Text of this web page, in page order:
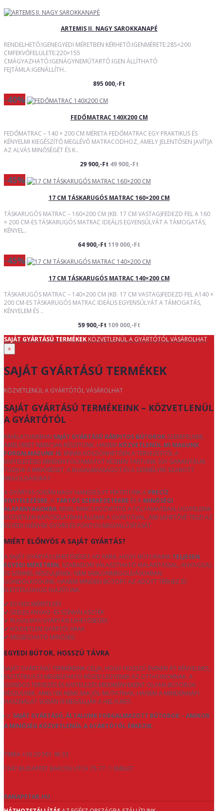
ARTEMIS II. NAGY SAROKKANAPÉ
RENDELHETŐ:IGENEGYEDI MÉRETBEN KÉRHETŐ:IGENMÉRETE:285×200
CMFEKVŐFELÜLETE:220×155
CMÁGYAZHATÓ:IGENÁGYNEMŰTARTÓ:IGEN ÁLLÍTHATÓ
FEJTÁMLA:IGENÁLLÍTH..
895 000,-Ft
-40%
FEDŐMATRAC 140X200 CM
FEDŐMATRAC – 140 × 200 CM MÉRETA FEDŐMATRAC EGY PRAKTIKUS ÉS
KÉNYELMI KIEGÉSZÍTŐ MEGLÉVŐ MATRACODHOZ, AMELY JELENTŐSEN JAVÍTJA
AZ ALVÁS MINŐSÉGÉT ÉS K..
29 900,-Ft 49 900,-Ft
-45%
17 CM TÁSKARUGÓS MATRAC 160×200 CM
TÁSKARUGÓS MATRAC – 160×200 CM (KB. 17 CM VASTAG)FEDEZD FEL A 160
× 200 CM-ES TÁSKARUGÓS MATRAC IDEÁLIS EGYENSÚLYÁT A TÁMOGATÁS,
KÉNYEL..
64 900,-Ft 119 000,-Ft
-45%
17 CM TÁSKARUGÓS MATRAC 140×200 CM
TÁSKARUGÓS MATRAC – 140×200 CM (KB. 17 CM VASTAG)FEDEZD FEL A140 ×
200 CM-ES TÁSKARUGÓS MATRAC IDEÁLIS EGYENSÚLYÁT A TÁMOGATÁS,
KÉNYELEM ÉS ..
59 900,-Ft 109 000,-Ft
SAJÁT GYÁRTÁSÚ TERMÉKEK KÖZVETLENÜL A GYÁRTÓTÓL VÁSÁROLHAT
×
SAJÁT GYÁRTÁSÚ TERMÉKEK
KÖZVETLENÜL A GYÁRTÓTÓL VÁSÁROLHAT
SAJÁT GYÁRTÁSÚ TERMÉKEINK – KÖZVETLENÜL
A GYÁRTÓTÓL
KÍNÁLATUNKBAN SAJÁT GYÁRTÁSÚ KÁRPITOS BÚTOROK SZEREPELNEK,
AMELYEKET NEMCSAK KÉSZÍTÜNK, HANEM KÖZVETLENÜL MI MAGUNK
FORGALMAZUNK IS. ENNEK KÖSZÖNHETŐEN A TERVEZÉSTŐL A
KIVITELEZÉSIG MINDEN FOLYAMATOT KÉZBEN TARTUNK, ÍGY GARANTÁLNI
TUDJUK A MINŐSÉGET, A RUGALMASSÁGOT ÉS A SZEMÉLYRE SZABOTT
MEGOLDÁSOKAT.
A GYÁRTÁS SORÁN NAGY HANGSÚLYT FEKTETÜNK A PRECÍZ
KIVITELEZÉSRE, A TARTÓS SZERKEZETEKRE ÉS A MINŐSÉGI
ALAPANYAGOKRA. MIVEL NINCS KÖZVETÍTŐ A FOLYAMATBAN, ÜGYFELEINK
KÖZVETLEN KAPCSOLATBAN ÁLLNAK A GYÁRTÓVAL, AMI LEHETŐVÉ TESZI AZ
EGYEDI IGÉNYEK GYORS ÉS PONTOS MEGVALÓSÍTÁSÁT.
MIÉRT ELŐNYÖS A SAJÁT GYÁRTÁS?
A SAJÁT GYÁRTÁS LEHETŐSÉGET AD ARRA, HOGY BÚTORAINK TELJESEN
EGYEDI MÉRETBEN, SZABADON VÁLASZTHATÓ KIALAKÍTÁSSAL, ANYAGGAL
ÉS SZÍNNEL KÉSZÜLJENEK. NEM SABLONMEGOLDÁSOKBAN
GONDOLKODUNK, HANEM MINDEN BÚTORT AZ ADOTT TÉRHEZ ÉS
ÉLETSTÍLUSHOZ IGAZÍTUNK.
✔ EGYEDI MÉRETEZÉS
✔ SZÉLES ANYAG- ÉS SZÍNVÁLASZTÉK
✔ RUGALMAS GYÁRTÁSI LEHETŐSÉGEK
✔ KÖZVETLEN GYÁRTÓI ÁRAK
✔ MEGBÍZHATÓ MINŐSÉG
EGYEDI BÚTOR, HOSSZÚ TÁVRA
SAJÁT GYÁRTÁSÚ TERMÉKEINK CÉLJA, HOGY HOSSZÚ ÉVEKEN ÁT KÉNYELMES,
ESZTÉTIKUS ÉS MEGBÍZHATÓ RÉSZEI LEGYENEK AZ OTTHONOKNAK. A
GONDOS TERVEZÉS ÉS KIVITELEZÉS EREDMÉNYEKÉNT OLYAN BÚTOROK
KÉSZÜLNEK, AMELYEK NEMCSAK JÓL MUTATNAK, HANEM A MINDENNAPI
HASZNÁLAT SORÁN IS MEGÁLLJÁK A HELYÜKET.
👉 SAJÁT GYÁRTÁSÚ, ÁLTALUNK FORGALMAZOTT BÚTOROK – AMIKOR
A MINŐSÉG KÖZVETLENÜL A GYÁRTÓTÓL ÉRKEZIK.
TÍMEA +36 20 561 46 33
1047 BUDAPEST BAROSS UTCA 75-77. 1 EMELET
KANAPETAR.HU